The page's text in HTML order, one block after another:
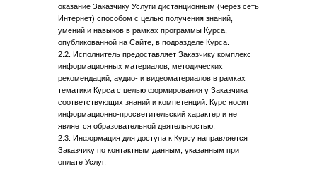
оказание Заказчику Услуги дистанционным (через сеть
Интернет) способом с целью получения знаний,
умений и навыков в рамках программы Курса,
опубликованной на Сайте, в подразделе Курса.
2.2. Исполнитель предоставляет Заказчику комплекс
информационных материалов, методических
рекомендаций, аудио- и видеоматериалов в рамках
тематики Курса с целью формирования у Заказчика
соответствующих знаний и компетенций. Курс носит
информационно-просветительский характер и не
является образовательной деятельностью.
2.3. Информация для доступа к Курсу направляется
Заказчику по контактным данным, указанным при
оплате Услуг.